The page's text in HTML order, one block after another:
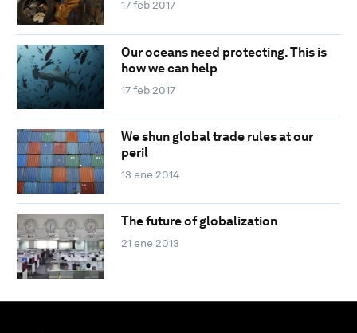
17 feb 2017
Our oceans need protecting. This is
how we can help
17 feb 2017
We shun global trade rules at our
peril
13 ene 2014
The future of globalization
21 ene 2013